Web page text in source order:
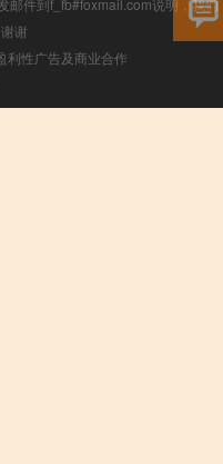
邮件到f_fb#foxmail.com说明，我们
谢
利性广告及商业合作